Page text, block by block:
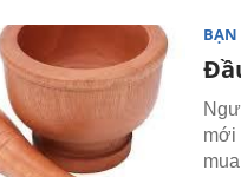
BẠN
mới